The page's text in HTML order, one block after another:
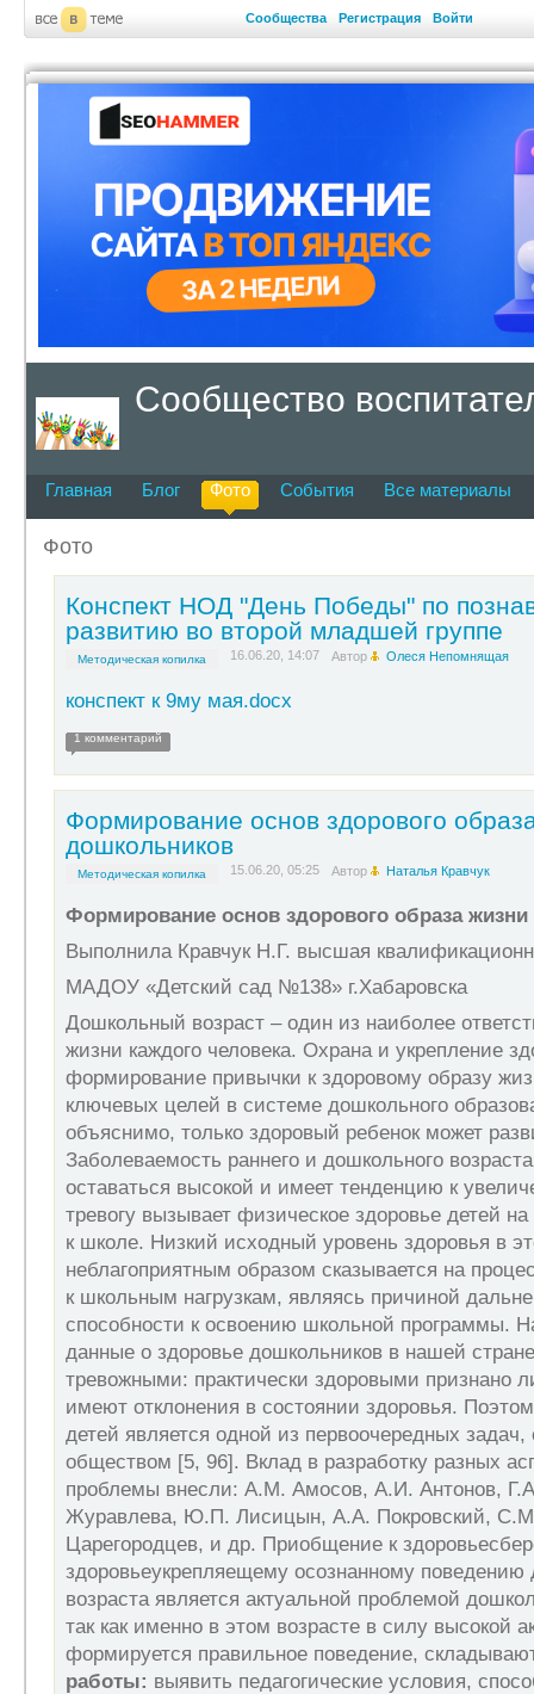
Сообщества Регистрация Войти
Сообщество
Главная Блог Фото События Все материалы
Фото
Конспект НОД "День Победы" по
развитию во второй младшей группе
Методическая копилка 16.06.20, 14:07 Автор Олеся Непомнящая
конспект к 9му мая.docx
1 комментарий
Формирование основ здорового
дошкольников
Методическая копилка 15.06.20, 05:25 Автор Наталья Кравчук
Формирование основ здорового образа
Выполнила Кравчук Н.Г. высшая
МАДОУ «Детский сад №138» г.Хабаровска
Дошкольный возраст – один из наиболее
жизни каждого человека. Охрана и укрепление
формирование привычки к здоровому образу
ключевых целей в системе дошкольного
объяснимо, только здоровый ребенок может
Заболеваемость раннего и дошкольного
оставаться высокой и имеет тенденцию к
тревогу вызывает физическое здоровье детей на
к школе. Низкий исходный уровень здоровья в
неблагоприятным образом сказывается на
к школьным нагрузкам, являясь причиной
способности к освоению школьной программы.
данные о здоровье дошкольников в нашей
тревожными: практически здоровыми признано
имеют отклонения в состоянии здоровья.
детей является одной из первоочередных
обществом [5, 96]. Вклад в разработку разных
проблемы внесли: А.М. Амосов, А.И. Антонов,
Журавлева, Ю.П. Лисицын, А.А. Покровский,
Царегородцев, и др. Приобщение к
здоровьеукрепляещему осознанному поведению
возраста является актуальной проблемой
так как именно в этом возрасте в силу высокой
формируется правильное поведение,
работы: выявить педагогические условия,